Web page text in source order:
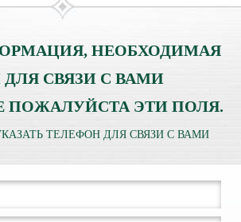
НЕОБХОДИМАЯ
СВЯЗИ С ВАМИ
ПОЖАЛУЙСТА ЭТИ ПОЛЯ.
ТЕЛЕФОН ДЛЯ СВЯЗИ С ВАМИ